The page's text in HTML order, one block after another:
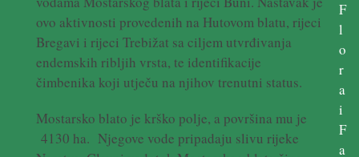
ovo aktivnosti provedenih na Hutovom blatu, rijeci
Bregavi i rijeci Trebižat sa ciljem utvrđivanja
endemskih ribljih vrsta, te identifikacije
čimbenika koji utječu na njihov trenutni status.
Mostarsko blato je krško polje, a površina mu je
4130 ha. Njegove vode pripadaju slivu rijeke
F
l
o
r
a
i
F
a